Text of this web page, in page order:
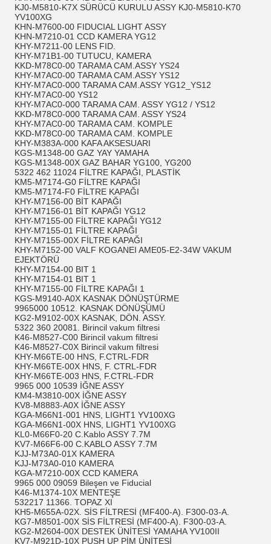
KJ0-M5810-K7X SÜRÜCÜ KURULU ASSY KJ0-M5810-K70
YV100XG
KHN-M7600-00 FIDUCIAL LIGHT ASSY
KHN-M7210-01 CCD KAMERA YG12
KHY-M7211-00 LENS FID.
KHY-M71B1-00 TUTUCU, KAMERA
KKD-M78C0-00 TARAMA CAM.ASSY YS24
KHY-M7AC0-00 TARAMA CAM.ASSY YS12
KHY-M7AC0-000 TARAMA CAM.ASSY YG12_YS12
KHY-M7AC0-00 YS12
KHY-M7AC0-000 TARAMA CAM. ASSY YG12 / YS12
KKD-M78C0-000 TARAMA CAM. ASSY YS24
KHY-M7AC0-00 TARAMA CAM. KOMPLE
KKD-M78C0-00 TARAMA CAM. KOMPLE
KHY-M383A-000 KAFA AKSESUARI
KGS-M1348-00 GAZ YAY YAMAHA
KGS-M1348-00X GAZ BAHAR YG100, YG200
5322 462 11024 FİLTRE KAPAĞI, PLASTİK
KM5-M7174-G0 FİLTRE KAPAĞI
KM5-M7174-F0 FİLTRE KAPAĞI
KHY-M7156-00 BİT KAPAĞI
KHY-M7156-01 BİT KAPAĞI YG12
KHY-M7155-00 FİLTRE KAPAĞI YG12
KHY-M7155-01 FİLTRE KAPAĞI
KHY-M7155-00X FİLTRE KAPAĞI
KHY-M7152-00 VALF KOGANEI AME05-E2-34W VAKUM
EJEKTÖRÜ
KHY-M7154-00 BIT 1
KHY-M7154-01 BIT 1
KHY-M7155-00 FİLTRE KAPAĞI 1
KGS-M9140-A0X KASNAK DÖNÜŞTÜRME
9965000 10512. KASNAK DÖNÜŞÜMÜ
KG2-M9102-00X KASNAK, DÖN. ASSY.
5322 360 20081. Birincil vakum filtresi
K46-M8527-C00 Birincil vakum filtresi
K46-M8527-C0X Birincil vakum filtresi
KHY-M66TE-00 HNS, F.CTRL-FDR
KHY-M66TE-00X HNS, F. CTRL-FDR
KHY-M66TE-003 HNS, F.CTRL-FDR
9965 000 10539 İĞNE ASSY
KM4-M3810-00X İĞNE ASSY
KV8-M8883-A0X İĞNE ASSY
KGA-M66N1-001 HNS, LIGHT1 YV100XG
KGA-M66N1-00X HNS, LIGHT1 YV100XG
KL0-M66F0-20 C.Kablo ASSY 7.7M
KV7-M66F6-00 C.KABLO ASSY 7.7M
KJJ-M73A0-01X KAMERA
KJJ-M73A0-010 KAMERA
KGA-M7210-00X CCD KAMERA
9965 000 09059 Bileşen ve Fiducial
K46-M1374-10X MENTEŞE
532217 11366. TOPAZ XI
KH5-M655A-02X. SİS FİLTRESİ (MF400-A). F300-03-A.
KG7-M8501-00X SİS FİLTRESİ (MF400-A). F300-03-A.
KG2-M2604-00X DESTEK ÜNİTESİ YAMAHA YV100II
KV7-M921D-10X PUSH UP PİM ÜNİTESİ